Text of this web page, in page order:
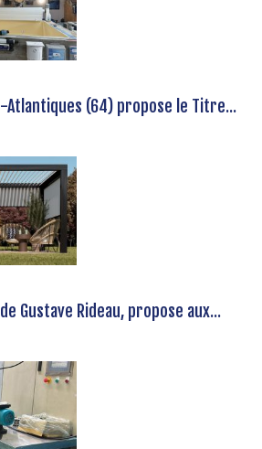
Atlantiques (64) propose le Titre...
Gustave Rideau, propose aux...